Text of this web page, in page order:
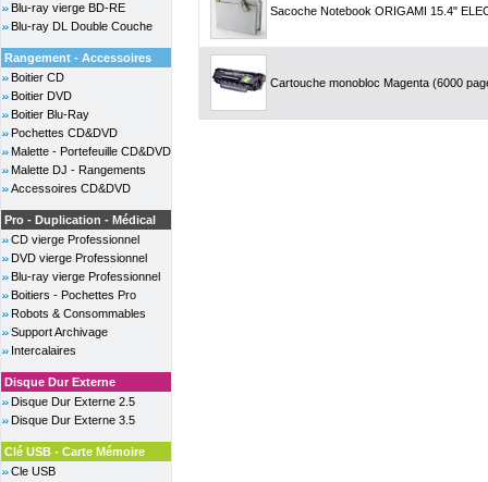
Blu-ray vierge BD-RE
Blu-ray DL Double Couche
Rangement - Accessoires
Boitier CD
Boitier DVD
Boitier Blu-Ray
Pochettes CD&DVD
Malette - Portefeuille CD&DVD
Malette DJ - Rangements
Accessoires CD&DVD
Pro - Duplication - Médical
CD vierge Professionnel
DVD vierge Professionnel
Blu-ray vierge Professionnel
Boitiers - Pochettes Pro
Robots & Consommables
Support Archivage
Intercalaires
Disque Dur Externe
Disque Dur Externe 2.5
Disque Dur Externe 3.5
Clé USB - Carte Mémoire
Cle USB
Sacoche Notebook ORIGAMI 15.4"
Cartouche monobloc Magenta (6000